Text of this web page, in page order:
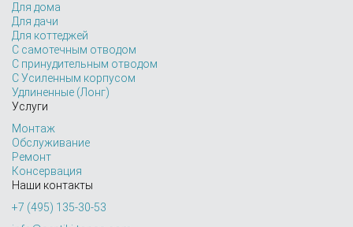
Для дома
Для дачи
Для коттеджей
С самотечным отводом
С принудительным отводом
С Усиленным корпусом
Удлиненные (Лонг)
Услуги
Монтаж
Обслуживание
Ремонт
Консервация
Наши контакты
+7 (495) 135-30-53